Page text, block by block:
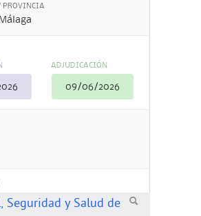
PROVINCIA
ADJUDICACIÓN
09/06/2026
Seguridad y Salud de